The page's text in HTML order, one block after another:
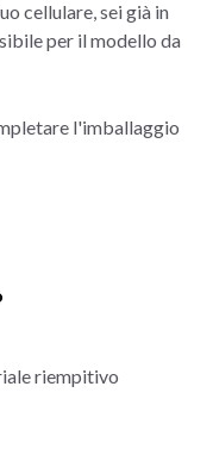
cellulare, sei già in
per il modello da
l'imballaggio
riempitivo